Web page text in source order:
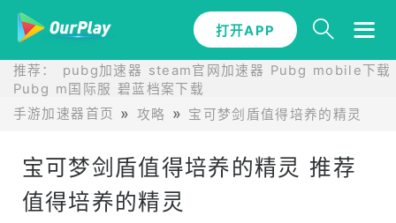
打开APP
推荐： pubg加速器 steam官网加速器 Pubg mobile下载
Pubg m国际服 碧蓝档案下载
手游加速器首页
攻略 宝可梦剑盾值得培养的精灵 推
宝可梦剑盾值得培养的精灵 推荐
值得培养的精灵